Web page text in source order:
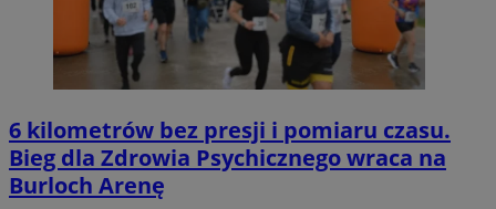
6 kilometrów bez presji i pomiaru czasu.
Bieg dla Zdrowia Psychicznego wraca na
Burloch Arenę